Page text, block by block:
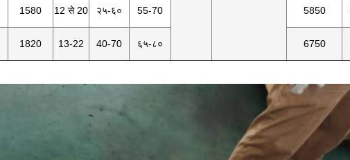
1580 12 से 20 २५-६० 55-70 5850
1820 13-22 40-70 ६५-८० 6750